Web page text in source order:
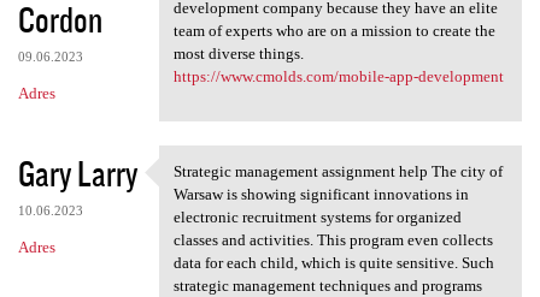
Cordon
09.06.2023
Adres
development company because they have an elite
team of experts who are on a mission to create the
most diverse things.
https://www.cmolds.com/mobile-app-development
Gary Larry
10.06.2023
Adres
Strategic management
Strategic management assignment help The city of
Warsaw is showing significant innovations in
electronic recruitment systems for organized
classes and activities. This program even collects
data for each child, which is quite sensitive. Such
strategic management techniques and programs